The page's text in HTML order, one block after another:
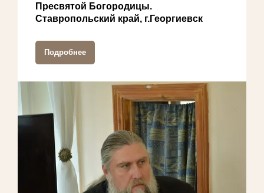
Пресвятой Богородицы.
Ставропольский край, г.Георгиевск
Подробнее